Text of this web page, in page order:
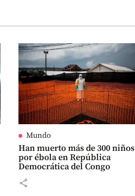
Mundo
Han muerto más de 300 niños
por ébola en República
Democrática del Congo
share